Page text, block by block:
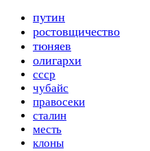
путин
ростовщичество
тюняев
олигархи
ссср
чубайс
правосеки
сталин
месть
клоны